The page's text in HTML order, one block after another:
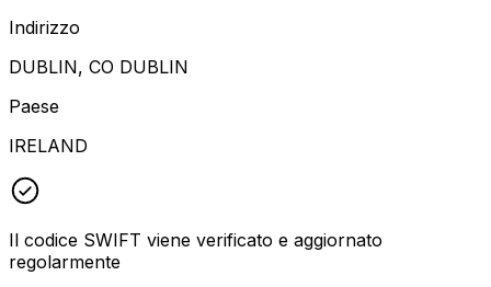
Indirizzo
DUBLIN, CO DUBLIN
Paese
IRELAND
Il codice SWIFT viene verificato e aggiornato
regolarmente